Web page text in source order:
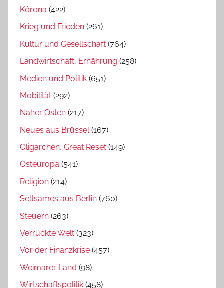
Kórona (422)
Krieg und Frieden (261)
Kultur und Gesellschaft (764)
Landwirtschaft, Ernährung (258)
Medien und Politik (651)
Mobilität (292)
Naher Osten (217)
Neues aus Brüssel (167)
Oligarchen, Great Reset (149)
Osteuropa (541)
Religion (214)
Seltsames aus Berlin (760)
Steuern (263)
Verrückte Welt (323)
Vor der Finanzkrise (457)
Weimarer Land (98)
Wirtschaftspolitik (458)